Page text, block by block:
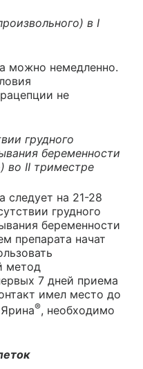
в I
можно немедленно.
не
грудного
беременности
во II триместре
следует на 21-28
грудного
беременности
препарата начат
метод
7 дней приема
имел место до
®, необходимо